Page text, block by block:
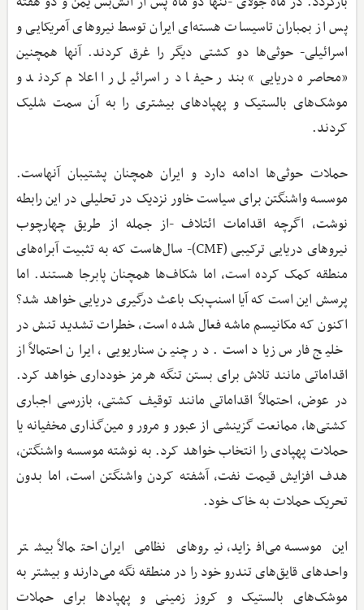
پس از بمباران تاسیسات هسته‌ای ایران توسط نیروهای آمریکایی و
اسرائیلی- حوثی‌ها دو کشتی دیگر را غرق کردند. آنها همچنین
«محاصره دریایی» بندر حیفا در اسرائیل را اعلام کردند و
موشک‌های بالستیک و پهپادهای بیشتری را به آن سمت شلیک
کردند.
حملات حوثی‌ها ادامه دارد و ایران همچنان پشتیبان آنهاست.
موسسه واشنگتن برای سیاست خاور نزدیک در تحلیلی در این رابطه
نوشت، اگرچه اقدامات ائتلاف -از جمله از طریق چهارچوب
نیروهای دریایی ترکیبی (CMF)- سال‌هاست که به تثبیت آبراه‌های
منطقه کمک کرده است، اما شکاف‌ها همچنان پابرجا هستند. اما
پرسش این است که آیا اسنپ‌بک باعث درگیری دریایی خواهد شد؟
اکنون که مکانیسم ماشه فعال شده است، خطرات تشدید تنش در
خلیج فارس زیاد است. در چنین سناریویی، ایران احتمالاً از
اقداماتی مانند تلاش برای بستن تنگه هرمز خودداری خواهد کرد.
در عوض، احتمالاً اقداماتی مانند توقیف کشتی، بازرسی اجباری
کشتی‌ها، ممانعت گزینشی از عبور و مرور و مین‌گذاری مخفیانه یا
حملات پهپادی را انتخاب خواهد کرد. به نوشته موسسه واشنگتن،
هدف افزایش قیمت نفت، آشفته کردن واشنگتن است، اما بدون
تحریک حملات به خاک خود.
این موسسه می‌افزاید، نیروهای نظامی ایران احتمالاً بیشتر
واحدهای قایق‌های تندرو خود را در منطقه نگه می‌دارند و بیشتر به
موشک‌های بالستیک و کروز زمینی و پهپادها برای حملات